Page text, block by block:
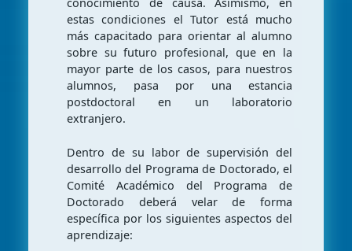
estas condiciones el Tutor está mucho
más capacitado para orientar al alumno
sobre su futuro profesional, que en la
mayor parte de los casos, para nuestros
alumnos, pasa por una estancia
postdoctoral en un laboratorio
extranjero.
Dentro de su labor de supervisión del
desarrollo del Programa de Doctorado, el
Comité Académico del Programa de
Doctorado deberá velar de forma
específica por los siguientes aspectos del
aprendizaje: